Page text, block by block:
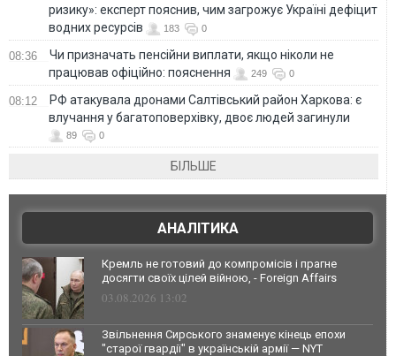
ризику»: експерт пояснив, чим загрожує Україні дефіцит
водних ресурсів
183 0
08:36
Чи призначать пенсійни виплати, якщо ніколи не
працював офіційно: пояснення
249 0
08:12
РФ атакувала дронами Салтівський район Харкова: є
влучання у багатоповерхівку, двоє людей загинули
89 0
БІЛЬШЕ
АНАЛІТИКА
Кремль не готовий до компромісів і прагне
досягти своїх цілей війною, - Foreign Affairs
03.08.2026 13:02
Звільнення Сирського знаменує кінець епохи
"старої гвардії" в українській армії — NYT